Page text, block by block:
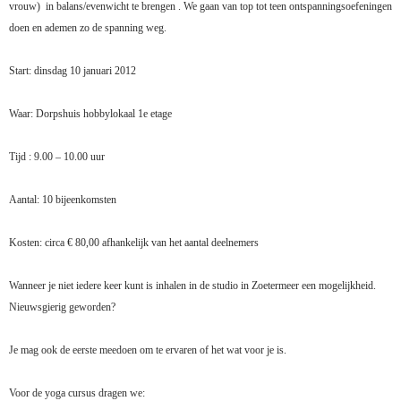
vrouw) in balans/evenwicht te brengen . We gaan van top tot teen ontspanningsoefeningen
doen en ademen zo de spanning weg.
Start: dinsdag 10 januari 2012
Waar: Dorpshuis hobbylokaal 1e etage
Tijd : 9.00 – 10.00 uur
Aantal: 10 bijeenkomsten
Kosten: circa € 80,00 afhankelijk van het aantal deelnemers
Wanneer je niet iedere keer kunt is inhalen in de studio in Zoetermeer een mogelijkheid.
Nieuwsgierig geworden?
Je mag ook de eerste meedoen om te ervaren of het wat voor je is.
Voor de yoga cursus dragen we: